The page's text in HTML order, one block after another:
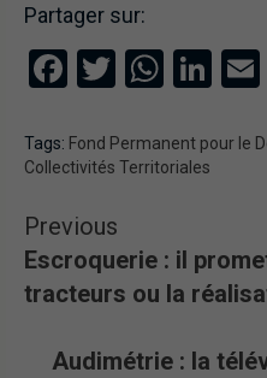
Partager sur:
Facebook
Twitter
Tags: Fond Permanent pour le
Collectivités Territoriales
Previous
Escroquerie : il
tracteurs ou la
Audimétrie : la